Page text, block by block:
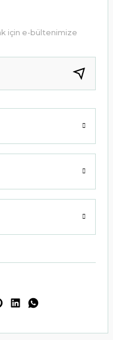
için e-bültenimize